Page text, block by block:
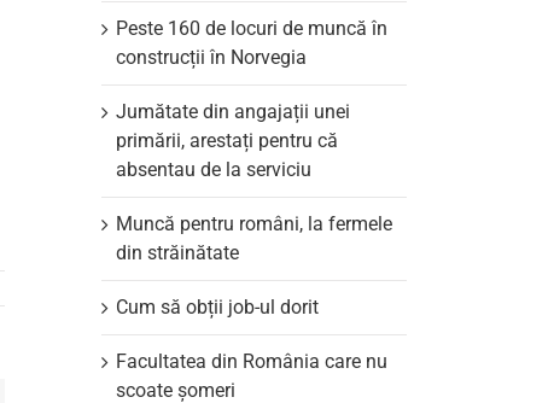
Peste 160 de locuri de muncă în
construcții în Norvegia
Jumătate din angajații unei
primării, arestați pentru că
absentau de la serviciu
Muncă pentru români, la fermele
din străinătate
Cum să obții job-ul dorit
Facultatea din România care nu
scoate şomeri